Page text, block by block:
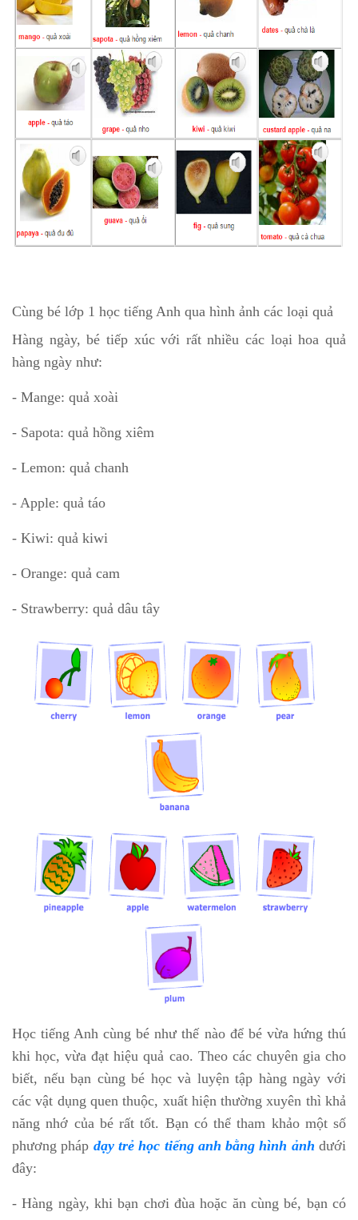
Cùng bé lớp 1 học tiếng Anh qua hình ảnh các loại quả
Hàng ngày, bé tiếp xúc với rất nhiều các loại hoa quả
hàng ngày như:
- Mange: quả xoài
- Sapota: quả hồng xiêm
- Lemon: quả chanh
- Apple: quả táo
- Kiwi: quả kiwi
- Orange: quả cam
- Strawberry: quả dâu tây
Học tiếng Anh cùng bé như thế nào để bé vừa hứng thú
khi học, vừa đạt hiệu quả cao. Theo các chuyên gia cho
biết, nếu bạn cùng bé học và luyện tập hàng ngày với
các vật dụng quen thuộc, xuất hiện thường xuyên thì khả
năng nhớ của bé rất tốt. Bạn có thể tham khảo một số
phương pháp dạy trẻ học tiếng anh bằng hình ảnh dưới
đây:
- Hàng ngày, khi bạn chơi đùa hoặc ăn cùng bé, bạn có